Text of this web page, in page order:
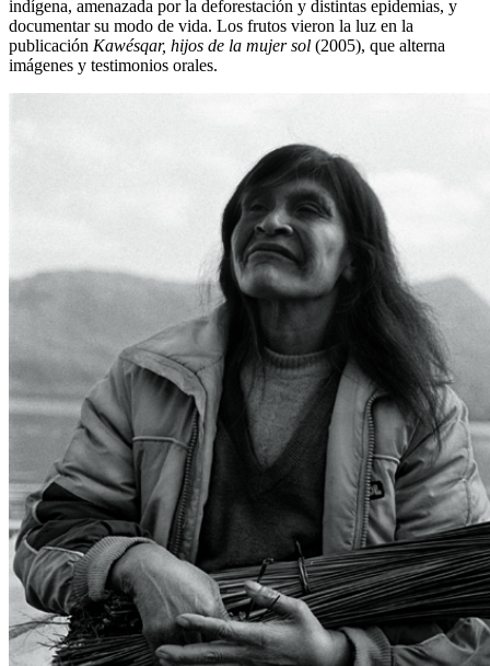
indígena, amenazada por la deforestación y distintas epidemias, y
documentar su modo de vida. Los frutos vieron la luz en la
publicación Kawésqar, hijos de la mujer sol (2005), que alterna
imágenes y testimonios orales.